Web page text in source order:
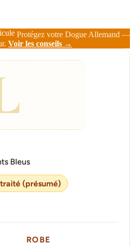
Protégez votre Dogue Allemand —
Voir les conseils →
Bleus
(présumé)
ROBE